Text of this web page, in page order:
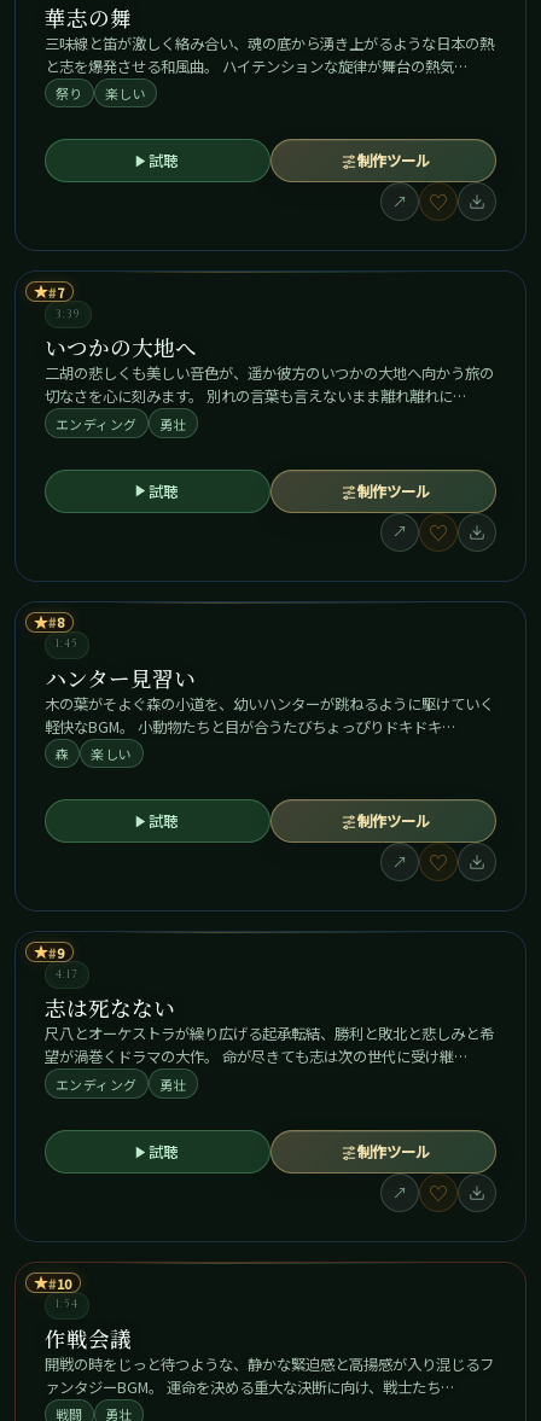
華志の舞
三味線と笛が激しく絡み合い、魂の底から湧き上がるような日本の熱
と志を爆発させる和風曲。 ハイテンションな旋律が舞台の熱気…
祭り 楽しい
試聴
制作ツール
↗
♡
★ 7
3:39
いつかの大地へ
二胡の悲しくも美しい音色が、遥か彼方のいつかの大地へ向かう旅の
切なさを心に刻みます。 別れの言葉も言えないまま離れ離れに…
エンディング 勇壮
試聴
制作ツール
↗
♡
★ 8
1:45
ハンター見習い
木の葉がそよぐ森の小道を、幼いハンターが跳ねるように駆けていく
軽快なBGM。 小動物たちと目が合うたびちょっぴりドキドキ…
森 楽しい
試聴
制作ツール
↗
♡
★ 9
4:17
志は死なない
尺八とオーケストラが繰り広げる起承転結、勝利と敗北と悲しみと希
望が渦巻くドラマの大作。 命が尽きても志は次の世代に受け継…
エンディング 勇壮
試聴
制作ツール
↗
♡
★ 10
1:54
作戦会議
開戦の時をじっと待つような、静かな緊迫感と高揚感が入り混じるフ
ァンタジーBGM。 運命を決める重大な決断に向け、戦士たち…
戦闘 勇壮